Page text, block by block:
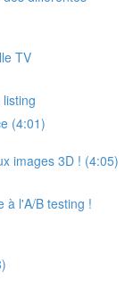
TV
(4:01)
images 3D ! (4:05)
à l'A/B testing !